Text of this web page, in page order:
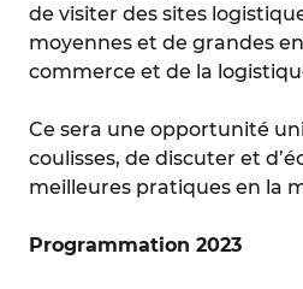
de visiter des sites
moyennes et de grandes
commerce et de la
Ce sera une opportunité
coulisses, de discuter et
meilleures pratiques en la
Programmation 2023